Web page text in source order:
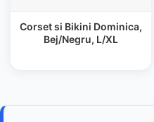
Corset si Bikini Dominica,
Bej/Negru, L/XL